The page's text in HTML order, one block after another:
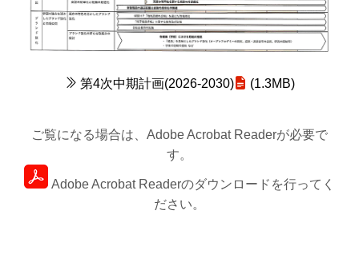
第4次中期計画(2026-2030) (1.3MB)
ご覧になる場合は、Adobe Acrobat Readerが必要で
す。
Adobe Acrobat Readerのダウンロードを行ってく
ださい。